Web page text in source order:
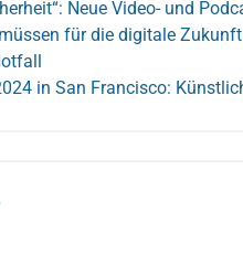
Neue Video- und
für die digitale
in San Francisco: